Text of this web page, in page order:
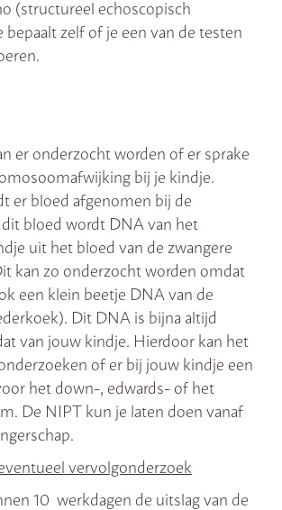
(structureel echoscopisch
bepaalt zelf of je een van de testen
er onderzocht worden of er sprake
bij je kindje.
er bloed afgenomen bij de
bloed wordt DNA van het
uit het bloed van de zwangere
kan zo onderzocht worden omdat
een klein beetje DNA van de
Dit DNA is bijna altijd
van jouw kindje. Hierdoor kan het
of er bij jouw kindje een
het down-, edwards- of het
De NIPT kun je laten doen vanaf
vervolgonderzoek
10 werkdagen de uitslag van de